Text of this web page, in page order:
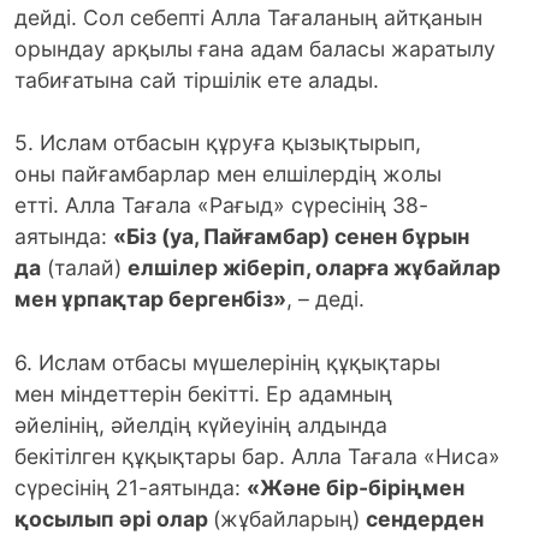
дейді. Сол себепті Алла Тағаланың айтқанын
орындау арқылы ғана адам баласы жаратылу
табиғатына сай тіршілік ете алады.
5. Ислам отбасын құруға қызықтырып,
оны пайғамбарлар мен елшілердің жолы
етті. Алла Тағала «Рағыд» сүресінің 38-
аятында: «Біз (уа, Пайғамбар) сенен бұрын
да (талай) елшілер жіберіп, оларға жұбайлар
мен ұрпақтар бергенбіз», – деді.
6. Ислам отбасы мүшелерінің құқықтары
мен міндеттерін бекітті. Ер адамның
әйелінің, әйелдің күйеуінің алдында
бекітілген құқықтары бар. Алла Тағала «Ниса»
сүресінің 21-аятында: «Және бір-біріңмен
қосылып әрі олар (жұбайларың) сендерден